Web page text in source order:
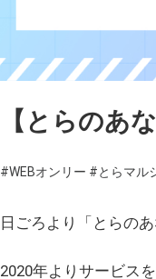
【とらのあ
#WEBオンリー #とらマル
日ごろより「とらの
2020年よりサービス